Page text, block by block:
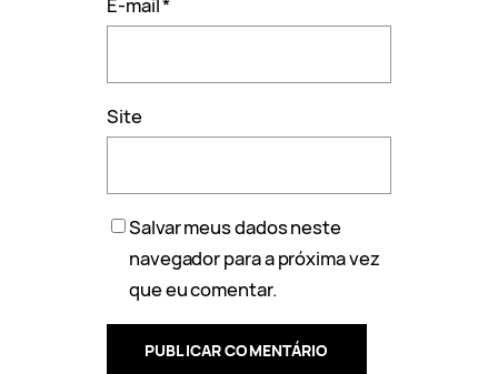
E-mail*
Site
Salvar meus dados neste
navegador para a próxima vez
que eu comentar.